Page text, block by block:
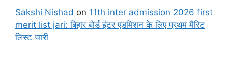
Sakshi Nishad on 11th inter admission 2026 first
merit list jari: बिहार बोर्ड इंटर एडमिशन के लिए प्रथम मैरिट
लिस्ट जारी